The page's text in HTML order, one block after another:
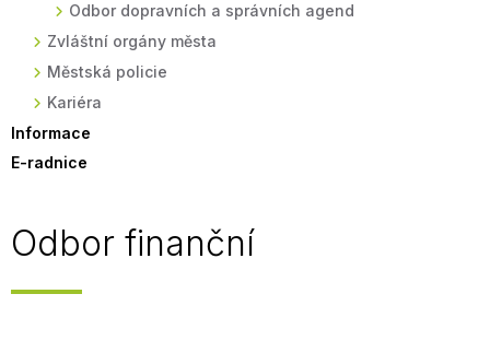
Odbor dopravních a správních agend
Zvláštní orgány města
Městská policie
Kariéra
Informace
E-radnice
Odbor finanční